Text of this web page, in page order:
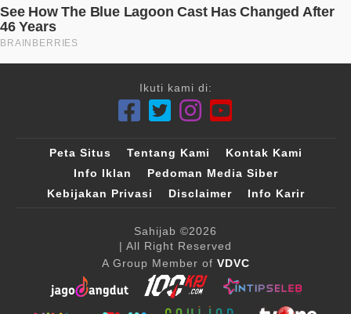
Ikuti kami di:
Peta Situs Tentang Kami
Kontak Kami
Info Iklan
Pedoman Media Siber
Kebijakan Privasi
Disclaimer Info Karir
Sahijab ©2026
| All Right Reserved
A Group Member of VDVC